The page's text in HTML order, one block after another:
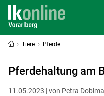
Tiere Pferde
Pferdehaltung am
11.05.2023 | von Petra